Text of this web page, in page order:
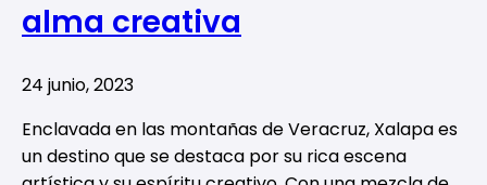
alma creativa
24 junio, 2023
Enclavada en las montañas de Veracruz, Xalapa es
un destino que se destaca por su rica escena